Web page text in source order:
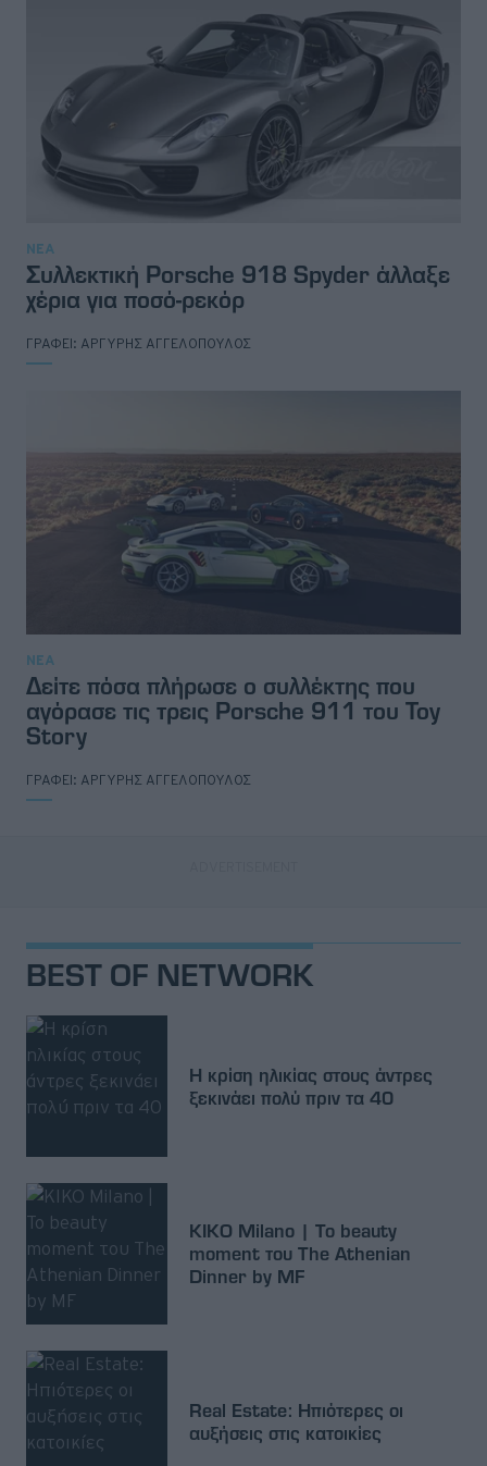
ΝΕΑ
Συλλεκτική Porsche 918 Spyder άλλαξε
χέρια για ποσό-ρεκόρ
ΓΡΑΦΕΙ: ΑΡΓΥΡΗΣ ΑΓΓΕΛΟΠΟΥΛΟΣ
ΝΕΑ
Δείτε πόσα πλήρωσε ο συλλέκτης που
αγόρασε τις τρεις Porsche 911 του Toy
Story
ΓΡΑΦΕΙ: ΑΡΓΥΡΗΣ ΑΓΓΕΛΟΠΟΥΛΟΣ
BEST OF NETWORK
Η κρίση ηλικίας στους άντρες
ξεκινάει πολύ πριν τα 40
KIKO Milano | Το beauty
moment του The Athenian
Dinner by MF
Real Estate: Ηπιότερες οι
αυξήσεις στις κατοικίες